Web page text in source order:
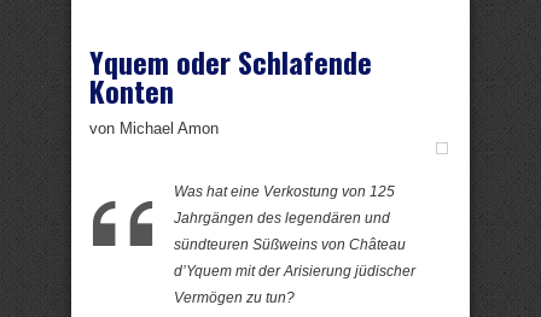
Yquem oder Schlafende
Konten
von Michael Amon
Was hat eine Verkostung von 125
Jahrgängen des legendären und
sündteuren Süßweins von Château
d’Yquem mit der Arisierung jüdischer
Vermögen zu tun?